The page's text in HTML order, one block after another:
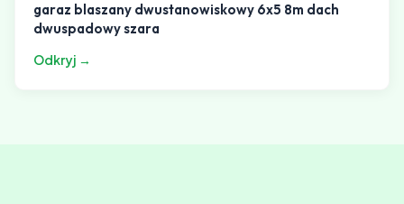
garaz blaszany dwustanowiskowy 6x5 8m dach
dwuspadowy szara
Odkryj →